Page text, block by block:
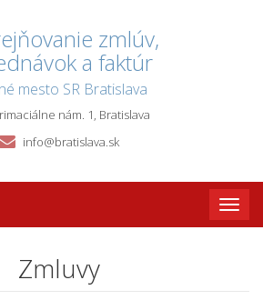
zmlúv,
a faktúr
mesto SR Bratislava
nám. 1, Bratislava
info@bratislava.sk
Toggle
Zmluvy